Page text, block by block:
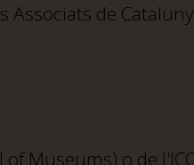
Associats de
Museums) o de